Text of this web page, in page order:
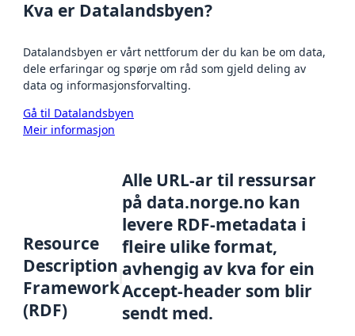
Kva er Datalandsbyen?
Datalandsbyen er vårt nettforum der du kan be om data,
dele erfaringar og spørje om råd som gjeld deling av
data og informasjonsforvalting.
Gå til Datalandsbyen
Meir informasjon
Resource
Description
Framework
(RDF)
Alle URL-ar til ressursar
på data.norge.no kan
levere RDF-metadata i
fleire ulike format,
avhengig av kva for ein
Accept-header som blir
sendt med.